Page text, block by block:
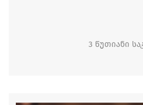
3 წუთიანი